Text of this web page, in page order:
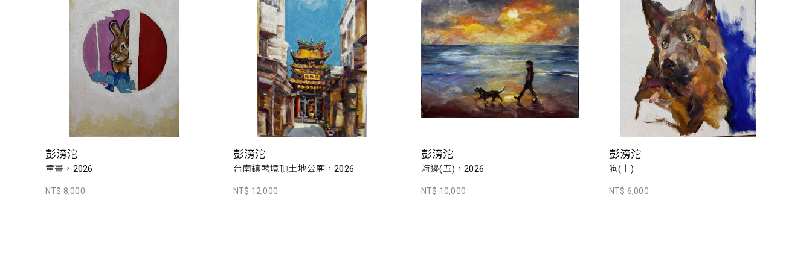
彭滂沱
童畫，2026
NT$ 8,000
彭滂沱
台南鎮轅境頂土地公廟，2026
NT$ 12,000
彭滂沱
海邊(五)，2026
NT$ 10,000
彭滂沱
狗(十)
NT$ 6,000